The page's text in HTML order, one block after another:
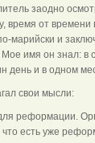
заодно
время от времени
марийски и
имя он знал: в
день и в одном
свои мысли:
реформации.
есть уже